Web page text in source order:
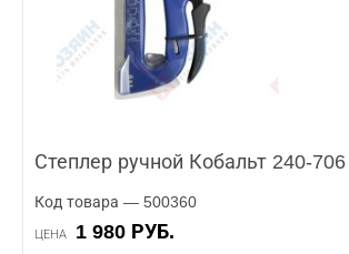
Степлер ручной Кобальт 240-706
Код товара — 500360
ЦЕНА 1 980 РУБ.